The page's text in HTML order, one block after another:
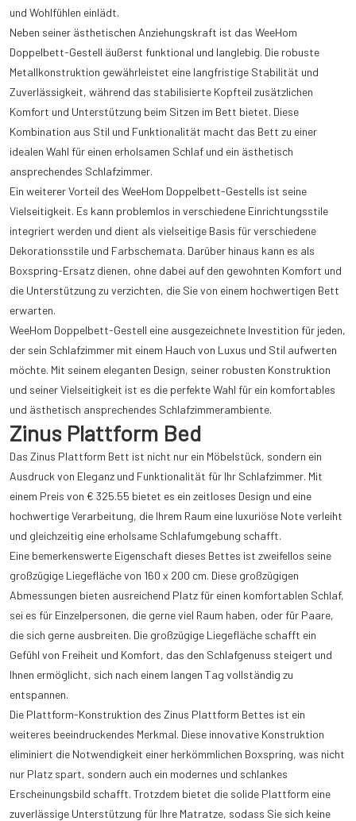
und Wohlfühlen einlädt.
Neben seiner ästhetischen Anziehungskraft ist das WeeHom
Doppelbett-Gestell äußerst funktional und langlebig. Die robuste
Metallkonstruktion gewährleistet eine langfristige Stabilität und
Zuverlässigkeit, während das stabilisierte Kopfteil zusätzlichen
Komfort und Unterstützung beim Sitzen im Bett bietet. Diese
Kombination aus Stil und Funktionalität macht das Bett zu einer
idealen Wahl für einen erholsamen Schlaf und ein ästhetisch
ansprechendes Schlafzimmer.
Ein weiterer Vorteil des WeeHom Doppelbett-Gestells ist seine
Vielseitigkeit. Es kann problemlos in verschiedene Einrichtungsstile
integriert werden und dient als vielseitige Basis für verschiedene
Dekorationsstile und Farbschemata. Darüber hinaus kann es als
Boxspring-Ersatz dienen, ohne dabei auf den gewohnten Komfort und
die Unterstützung zu verzichten, die Sie von einem hochwertigen Bett
erwarten.
WeeHom Doppelbett-Gestell eine ausgezeichnete Investition für jeden,
der sein Schlafzimmer mit einem Hauch von Luxus und Stil aufwerten
möchte. Mit seinem eleganten Design, seiner robusten Konstruktion
und seiner Vielseitigkeit ist es die perfekte Wahl für ein komfortables
und ästhetisch ansprechendes Schlafzimmerambiente.
Zinus Plattform Bed
Das Zinus Plattform Bett ist nicht nur ein Möbelstück, sondern ein
Ausdruck von Eleganz und Funktionalität für Ihr Schlafzimmer. Mit
einem Preis von € 325.55 bietet es ein zeitloses Design und eine
hochwertige Verarbeitung, die Ihrem Raum eine luxuriöse Note verleiht
und gleichzeitig eine erholsame Schlafumgebung schafft.
Eine bemerkenswerte Eigenschaft dieses Bettes ist zweifellos seine
großzügige Liegefläche von 160 x 200 cm. Diese großzügigen
Abmessungen bieten ausreichend Platz für einen komfortablen Schlaf,
sei es für Einzelpersonen, die gerne viel Raum haben, oder für Paare,
die sich gerne ausbreiten. Die großzügige Liegefläche schafft ein
Gefühl von Freiheit und Komfort, das den Schlafgenuss steigert und
Ihnen ermöglicht, sich nach einem langen Tag vollständig zu
entspannen.
Die Plattform-Konstruktion des Zinus Plattform Bettes ist ein
weiteres beeindruckendes Merkmal. Diese innovative Konstruktion
eliminiert die Notwendigkeit einer herkömmlichen Boxspring, was nicht
nur Platz spart, sondern auch ein modernes und schlankes
Erscheinungsbild schafft. Trotzdem bietet die solide Plattform eine
zuverlässige Unterstützung für Ihre Matratze, sodass Sie sich keine